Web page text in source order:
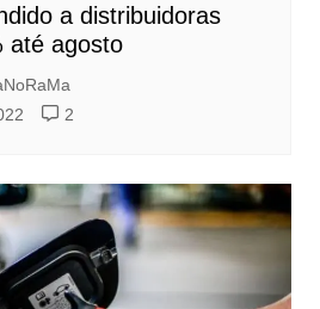
a distribuidoras
até agosto
2